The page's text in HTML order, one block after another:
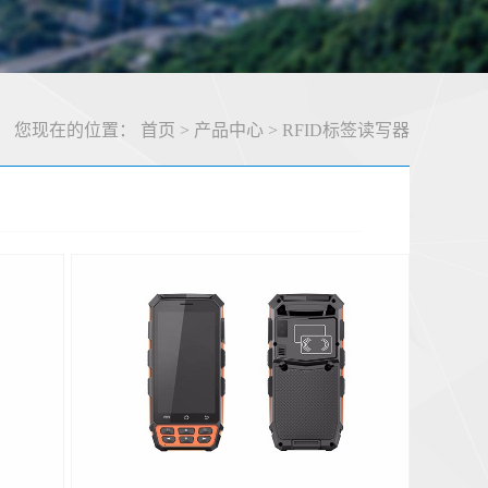
您现在的位置： 首页 > 产品中心 > RFID标签读写器